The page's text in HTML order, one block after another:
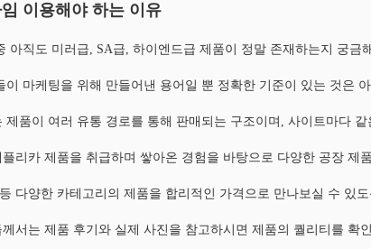
이용해야 하는 이유
아직도 미러급, SA급, 하이엔드급 제품이 정말 존재하는지 궁금
마케팅을 위해 만들어낸 용어일 뿐 정확한 기준이 있는 것은
품이 여러 유통 경로를 통해 판매되는 구조이며, 사이트마다
리카 제품을 취급하며 쌓아온 경험을 바탕으로 다양한 공장
다양한 카테고리의 제품을 합리적인 가격으로 만나보실 수 있
서는 제품 후기와 실제 사진을 참고하시면 제품의 퀄리티를 확